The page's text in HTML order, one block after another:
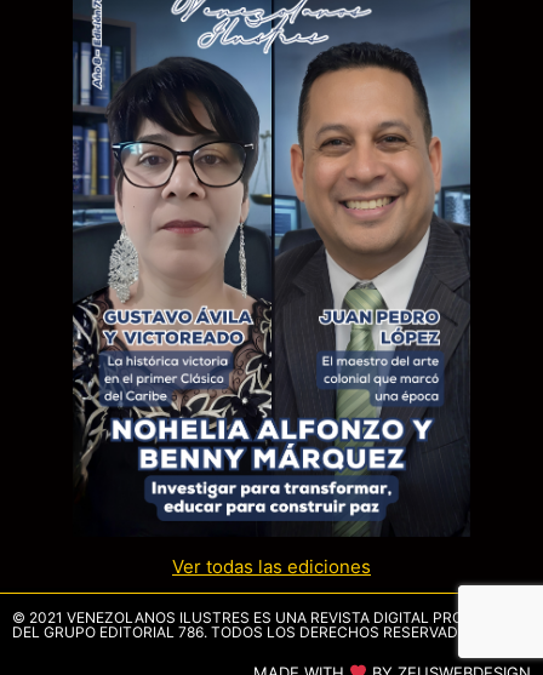
Ver todas las ediciones
© 2021 VENEZOLANOS ILUSTRES ES UNA REVISTA DIGITAL PROPIEDAD
DEL GRUPO EDITORIAL 786. TODOS LOS DERECHOS RESERVADOS.